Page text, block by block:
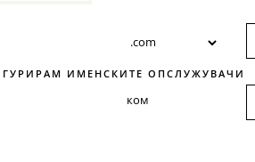
ИМЕНСКИТЕ ОПСЛУЖУВАЧИ